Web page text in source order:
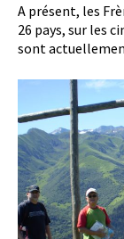
A présent, les
26 pays, sur les
sont